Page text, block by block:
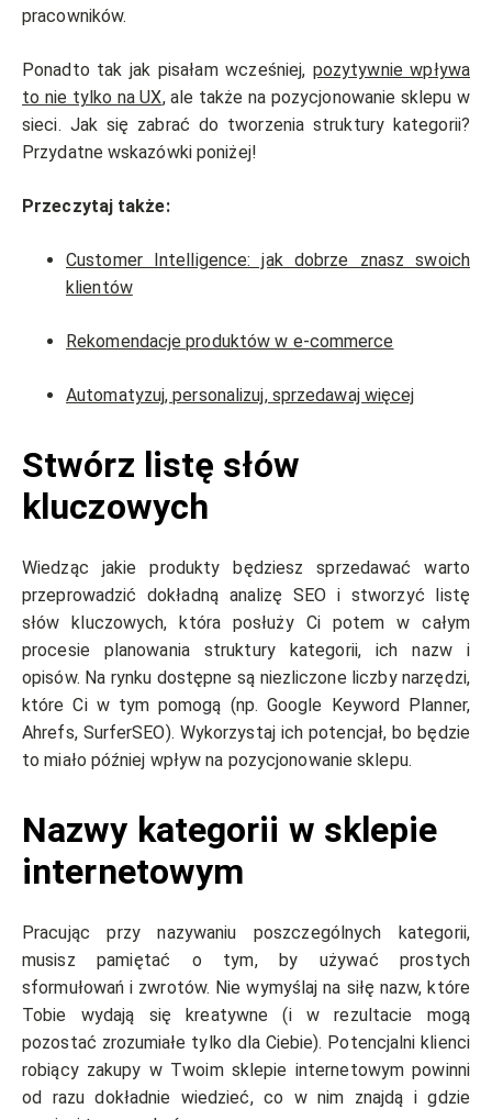
pracowników.
Ponadto tak jak pisałam wcześniej, pozytywnie wpływa
to nie tylko na UX, ale także na pozycjonowanie sklepu w
sieci. Jak się zabrać do tworzenia struktury kategorii?
Przydatne wskazówki poniżej!
Przeczytaj także:
Customer Intelligence: jak dobrze znasz swoich
klientów
Rekomendacje produktów w e-commerce
Automatyzuj, personalizuj, sprzedawaj więcej
Stwórz listę słów
kluczowych
Wiedząc jakie produkty będziesz sprzedawać warto
przeprowadzić dokładną analizę SEO i stworzyć listę
słów kluczowych, która posłuży Ci potem w całym
procesie planowania struktury kategorii, ich nazw i
opisów. Na rynku dostępne są niezliczone liczby narzędzi,
które Ci w tym pomogą (np. Google Keyword Planner,
Ahrefs, SurferSEO). Wykorzystaj ich potencjał, bo będzie
to miało później wpływ na pozycjonowanie sklepu.
Nazwy kategorii w sklepie
internetowym
Pracując przy nazywaniu poszczególnych kategorii,
musisz pamiętać o tym, by używać prostych
sformułowań i zwrotów. Nie wymyślaj na siłę nazw, które
Tobie wydają się kreatywne (i w rezultacie mogą
pozostać zrozumiałe tylko dla Ciebie). Potencjalni klienci
robiący zakupy w Twoim sklepie internetowym powinni
od razu dokładnie wiedzieć, co w nim znajdą i gdzie